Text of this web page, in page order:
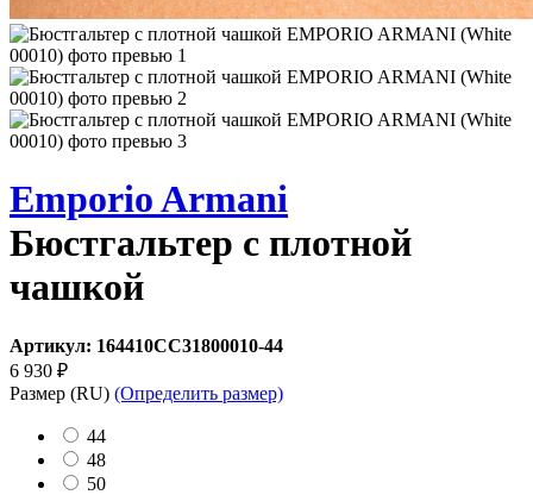
Emporio Armani
Бюстгальтер с плотной
чашкой
Артикул: 164410CC31800010-44
6 930 ₽
Размер (RU) (Определить размер)
44
48
50